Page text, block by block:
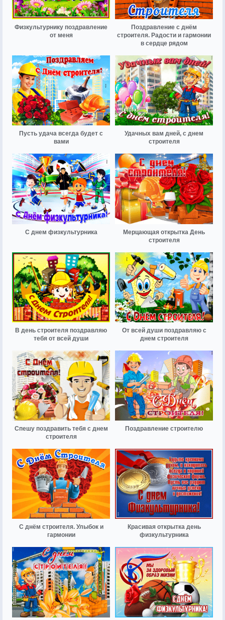
Физкультурнику поздравление
от меня
Поздравление с днём
строителя. Радости и гармонии
в сердце рядом
Пусть удача всегда будет с
вами
Удачных вам дней, с днем
строителя
С днем физкультурника
Мерцающая открытка День
строителя
В день строителя поздравляю
тебя от всей души
От всей души поздравляю с
днем строителя
Спешу поздравить тебя с днем
строителя
Поздравление строителю
С днём строителя. Улыбок и
гармонии
Красивая открытка день
физкультурника